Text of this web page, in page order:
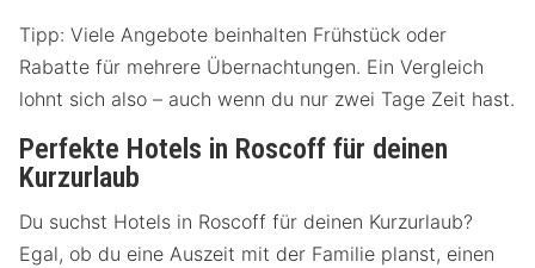
Tipp: Viele Angebote beinhalten Frühstück oder
Rabatte für mehrere Übernachtungen. Ein Vergleich
lohnt sich also – auch wenn du nur zwei Tage Zeit hast.
Perfekte Hotels in Roscoff für deinen
Kurzurlaub
Du suchst Hotels in Roscoff für deinen Kurzurlaub?
Egal, ob du eine Auszeit mit der Familie planst, einen